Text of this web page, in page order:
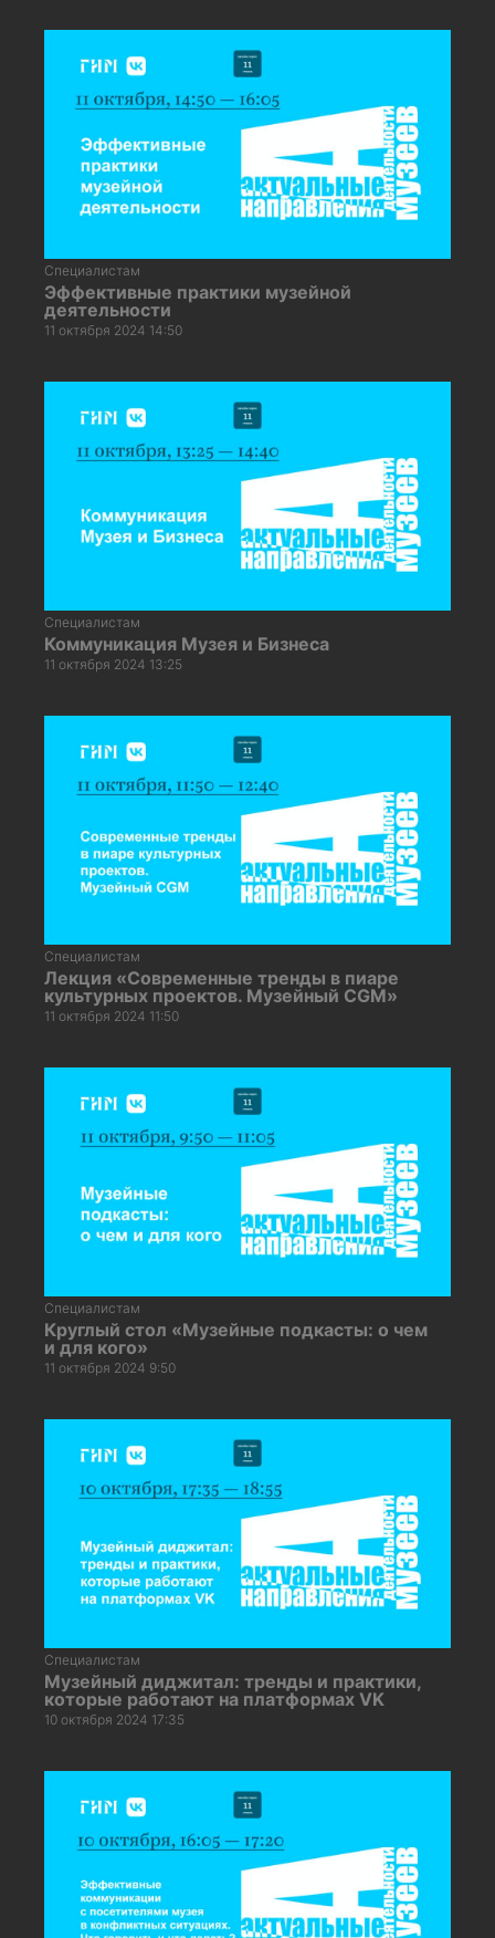
Специалистам
Эффективные практики музейной
деятельности
11 октября 2024 14:50
Специалистам
Коммуникация Музея и Бизнеса
11 октября 2024 13:25
Специалистам
Лекция «Современные тренды в пиаре
культурных проектов. Музейный CGM»
11 октября 2024 11:50
Специалистам
Круглый стол «Музейные подкасты: о чем
и для кого»
11 октября 2024 9:50
Специалистам
Музейный диджитал: тренды и практики,
которые работают на платформах VK
10 октября 2024 17:35